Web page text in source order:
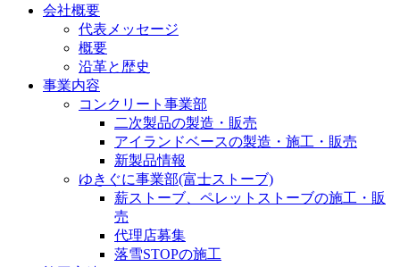
会社概要
代表メッセージ
概要
沿革と歴史
事業内容
コンクリート事業部
二次製品の製造・販売
アイランドベースの製造・施工・販売
新製品情報
ゆきぐに事業部(富士ストーブ)
薪ストーブ、ペレットストーブの施工・販
売
代理店募集
落雪STOPの施工